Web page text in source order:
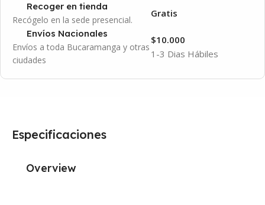
Recoger en tienda
Recógelo en la sede presencial.
Gratis
Envíos Nacionales
Envíos a toda Bucaramanga y otras
ciudades
1-3 Dias Hábiles
$10.000
Especificaciones
Overview